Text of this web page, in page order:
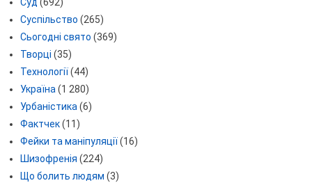
Суд (692)
Суспільство (265)
Сьогодні свято (369)
Творці (35)
Технології(44)
Україна(1 280)
Урбаністика(6)
Фактчек(11)
Фейки та маніпуляції(16)
Шизофренія (224)
Що болить людям (3)